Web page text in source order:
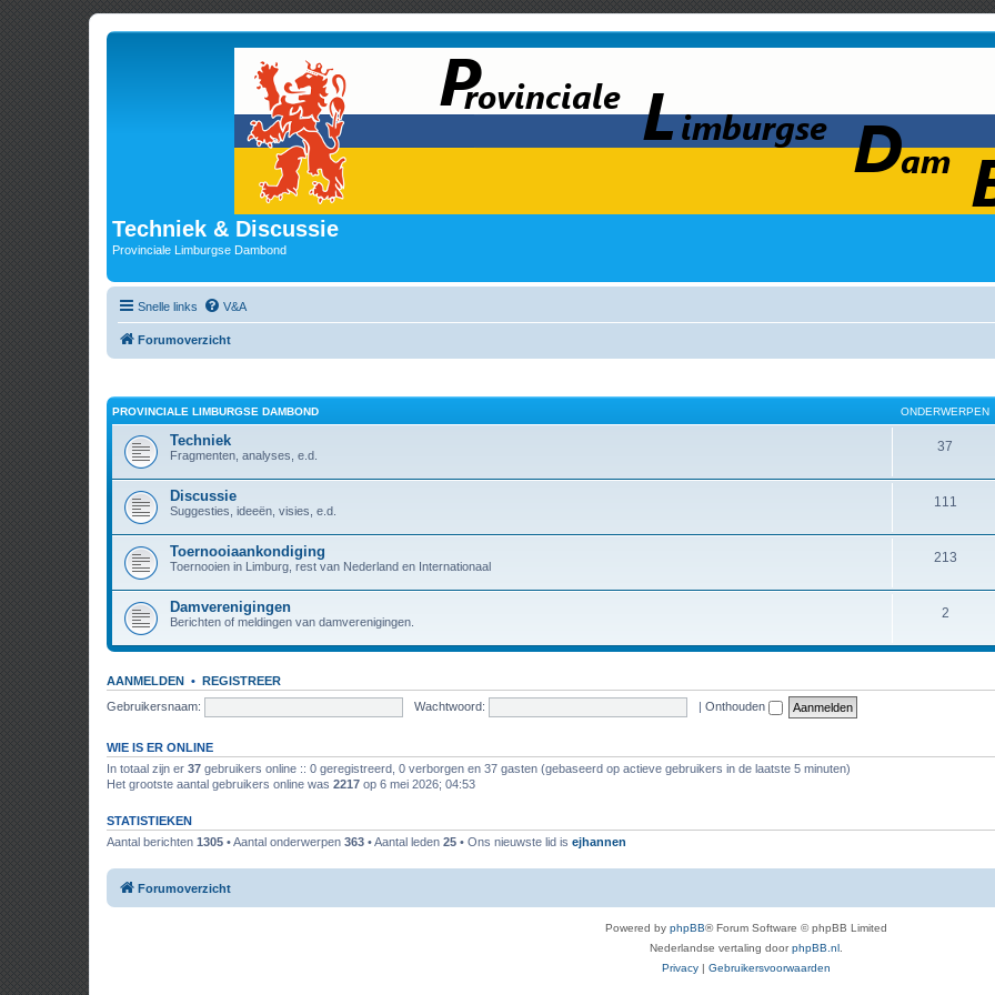
Techniek & Discussie
Provinciale Limburgse Dambond
Snelle links V&A
Forumoverzicht
PROVINCIALE LIMBURGSE DAMBOND ONDERWERPEN
Techniek
Fragmenten, analyses, e.d.
37
Discussie
Suggesties, ideeën, visies, e.d.
111
Toernooiaankondiging
Toernooien in Limburg, rest van Nederland en Internationaal
213
Damverenigingen
Berichten of meldingen van damverenigingen.
2
AANMELDEN • REGISTREER
Gebruikersnaam:
Wachtwoord: | Onthouden
WIE IS ER ONLINE
In totaal zijn er 37 gebruikers online :: 0 geregistreerd, 0 verborgen en 37 gasten (gebaseerd op actieve gebruikers in de laatste 5 minuten)
Het grootste aantal gebruikers online was 2217 op 6 mei 2026; 04:53
STATISTIEKEN
Aantal berichten 1305 • Aantal onderwerpen 363 • Aantal leden 25 • Ons nieuwste lid is ejhannen
Forumoverzicht
Powered by phpBB® Forum Software © phpBB Limited
Nederlandse vertaling doorphpBB.nl
Privacy | Gebruikersvoorwaarden